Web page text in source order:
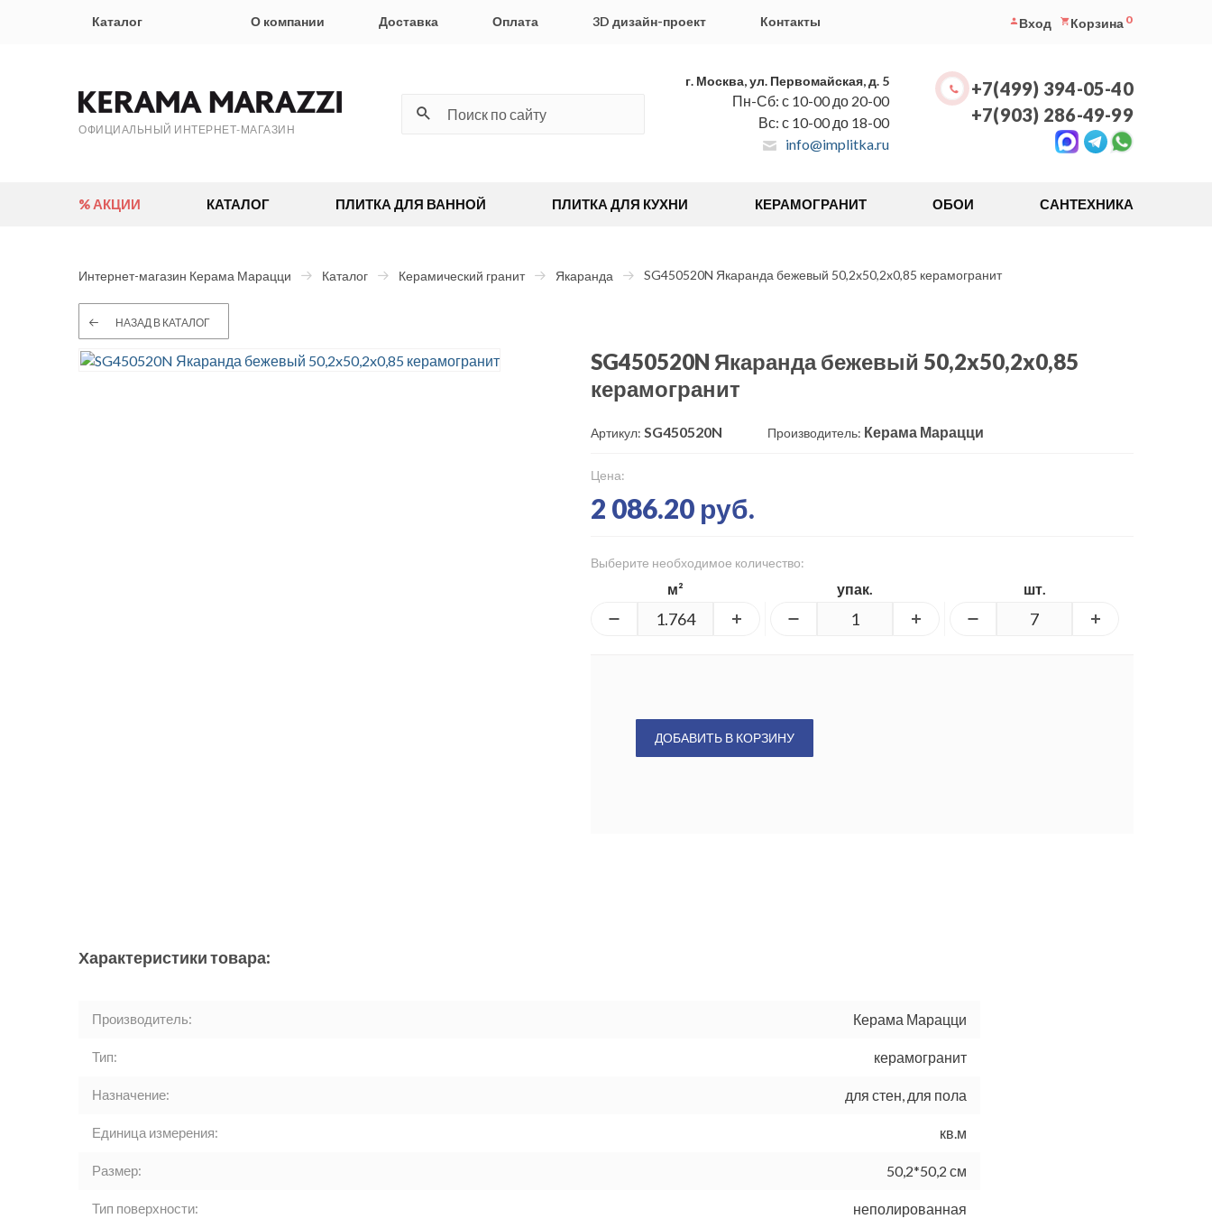
Каталог О компании Доставка Оплата 3D дизайн-проект Контакты Вход Корзина 0
ОФИЦИАЛЬНЫЙ ИНТЕРНЕТ-МАГАЗИН
г. Москва, ул. Первомайская, д. 5
Пн-Сб: с 10-00 до 20-00
Вс: с 10-00 до 18-00
info@implitka.ru
+7(499) 394-05-40
+7(903) 286-49-99
% АКЦИИ КАТАЛОГ ПЛИТКА ДЛЯ ВАННОЙ ПЛИТКА ДЛЯ КУХНИ КЕРАМОГРАНИТ ОБОИ САНТЕХНИКА
Интернет-магазин Керама Марацци Каталог Керамический гранит Якаранда SG450520N Якаранда бежевый 50,2x50,2x0,85 керамогранит
НАЗАД В КАТАЛОГ
SG450520N Якаранда бежевый 50,2x50,2x0,85
керамогранит
Артикул: SG450520N Производитель: Керама Марацци
Цена:
2 086.20 руб.
Выберите необходимое количество:
м² упак. шт.
ДОБАВИТЬ В КОРЗИНУ
Характеристики товара:
Производитель: Керама Марацци
Тип: керамогранит
Назначение: для стен, для пола
Единица измерения: кв.м
Размер: 50,2*50,2 см
Тип поверхности: неполированная